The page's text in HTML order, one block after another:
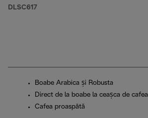
DLSC617
Boabe Arabica și Robusta
Direct de la boabe la ceașca de cafea
Cafea proaspătă